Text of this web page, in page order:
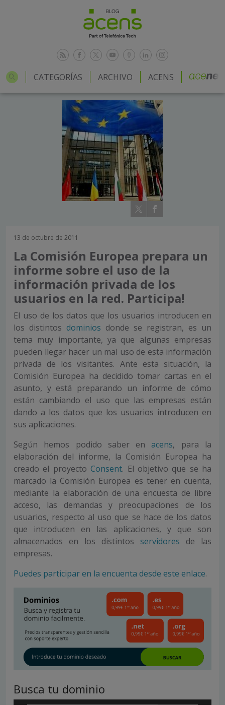
CATEGORÍAS ARCHIVO ACENS
13 de octubre de 2011
La Comisión Europea prepara un
informe sobre el uso de la
información privada de los
usuarios en la red. Participa!
El uso de los datos que los usuarios introducen en
los distintos dominios donde se registran, es un
tema muy importante, ya que algunas empresas
pueden llegar hacer un mal uso de esta información
privada de los visitantes. Ante esta situación, la
Comisión Europea ha decidido tomar cartas en el
asunto, y está preparando un informe de cómo
están cambiando el uso que las empresas están
dando a los datos que los usuarios introducen en
sus aplicaciones.
Según hemos podido saber enacens, para la
elaboración del informe, la Comisión Europea ha
creado el proyectoConsent. El objetivo que se ha
marcado la Comisión Europea es tener en cuenta,
mediante la elaboración de una encuesta de libre
acceso, las demandas y preocupaciones de los
usuarios, respecto al uso que se hace de los datos
que introducen en las aplicaciones, y que son
almacenados en los distintos servidores de las
empresas.
Puedes participar en la encuenta desde este enlace.
Busca tu dominio